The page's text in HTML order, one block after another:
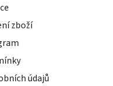
zboží
údajů